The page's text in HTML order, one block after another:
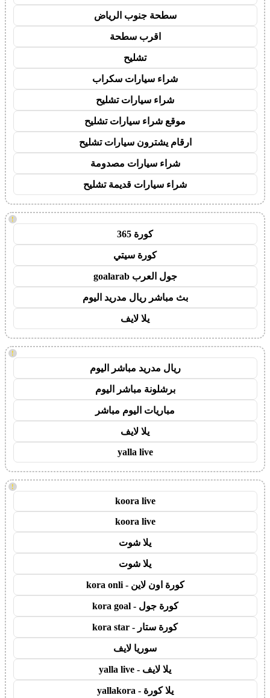
سطحة جنوب الرياض
اقرب سطحة
تشليح
شراء سيارات سكراب
شراء سيارات تشليح
موقع شراء سيارات تشليح
ارقام يشترون سيارات تشليح
شراء سيارات مصدومة
شراء سيارات قديمة تشليح
!
كورة 365
كورة سيتي
جول العرب goalarab
بث مباشر ريال مدريد اليوم
يلا لايف
!
ريال مدريد مباشر اليوم
برشلونة مباشر اليوم
مباريات اليوم مباشر
يلا لايف
yalla live
!
koora live
koora live
يلا شوت
يلا شوت
كورة اون لاين - kora onli
كورة جول - kora goal
كورة ستار - kora star
سوريا لايف
يلا لايف - yalla live
يلا كورة - yallakora